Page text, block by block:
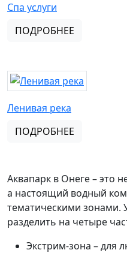
Спа услуги
ПОДРОБНЕЕ
Ленивая река
ПОДРОБНЕЕ
Аквапарк в Онеге – это
а настоящий водный
тематическими зонами.
разделить на четыре
Экстрим-зона – для